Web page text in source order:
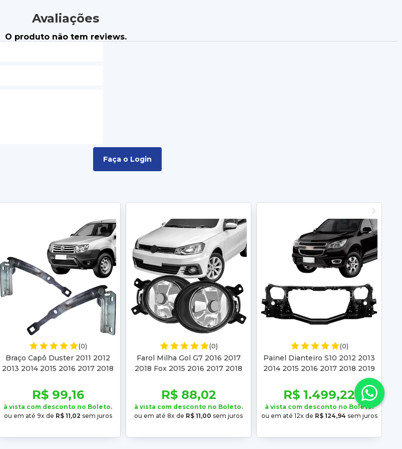
Avaliações
O produto não tem reviews.
Faça o Login
(0)
Braço Capô Duster 2011 2012
2013 2014 2015 2016 2017 2018
2017 2018 19 20
R$ 99,16
à vista com desconto no Boleto.
ou em até 9x de R$ 11,02 sem juros
(0)
Farol Milha Gol G7 2016 2017
2018 Fox 2015 2016 2017 2018
R$ 88,02
à vista com desconto no Boleto.
ou em até 8x de R$ 11,00 sem juros
(0)
Painel Dianteiro S10 2012 2013
2014 2015 2016 2017 2018 2019
2020 Trailblazer 2015 2016 2017
2018
R$ 1.499,22
à vista com desconto no Boleto.
ou em até 12x de R$ 124,94 sem juros